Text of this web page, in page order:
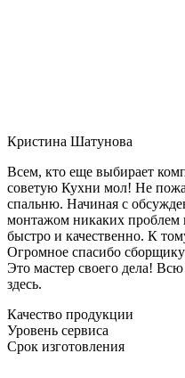
Кристина Шатунова
Всем, кто еще выбирает
советую Кухни мол! Не
спальню. Начиная с
монтажом никаких проблем
быстро и качественно. К
Огромное спасибо сборщику
Это мастер своего дела! Всю
здесь.
Качество продукции
Уровень сервиса
Срок изготовления